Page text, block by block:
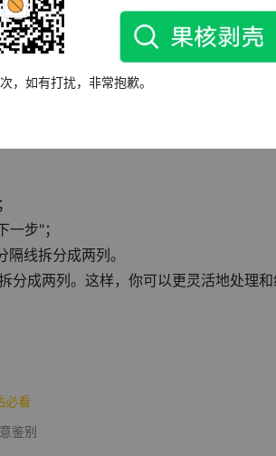
数据时。幸运的是，在Excel中我们可以
步"；
线拆分成两列。
成两列。这样，你可以更灵活地处理
必看
鉴别
，如有打扰，非常抱歉。